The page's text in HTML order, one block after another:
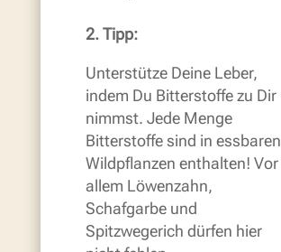
2. Tipp:
Unterstütze Deine Leber,
indem Du Bitterstoffe zu Dir
nimmst. Jede Menge
Bitterstoffe sind in essbaren
Wildpflanzen enthalten! Vor
allem Löwenzahn,
Schafgarbe und
Spitzwegerich dürfen hier